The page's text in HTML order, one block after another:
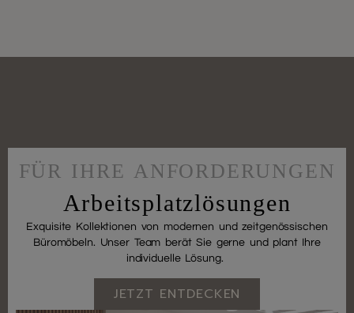
FÜR IHRE ANFORDERUNGEN
Arbeitsplatzlösungen
Exquisite Kollektionen von modernen und zeitgenössischen
Büromöbeln. Unser Team berät Sie gerne und plant Ihre
individuelle Lösung.
JETZT ENTDECKEN